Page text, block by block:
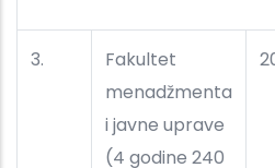
3.
Fakultet
menadžmenta
i javne uprave
(4 godine 240